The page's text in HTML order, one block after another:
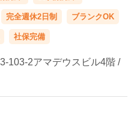
完全週休2日制 ブランクOK
社保完備
103-2アマデウスビル4階 /